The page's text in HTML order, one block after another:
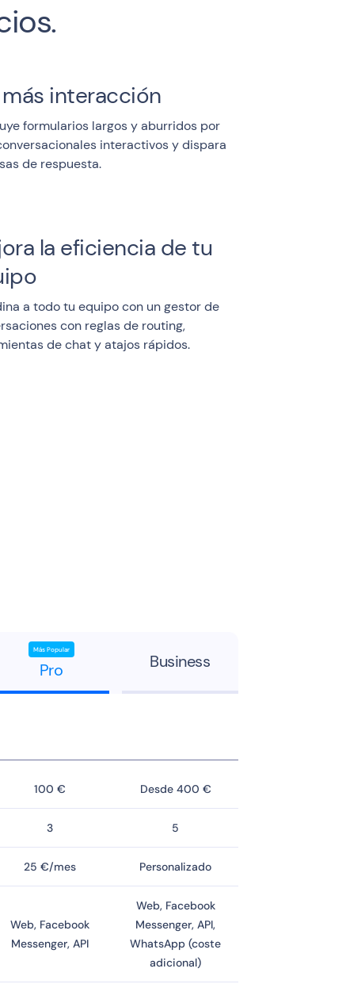
más interacción
formularios largos y aburridos por
interactivos y dispara
de respuesta.
la eficiencia de tu
a todo tu equipo con un gestor de
con reglas de routing,
de chat y atajos rápidos.
Más Popular
Pro Business
100 € Desde 400 €
3 5
25 €/mes Personalizado
Web, Facebook
Messenger, API
Web, Facebook
Messenger, API,
WhatsApp (coste
adicional)